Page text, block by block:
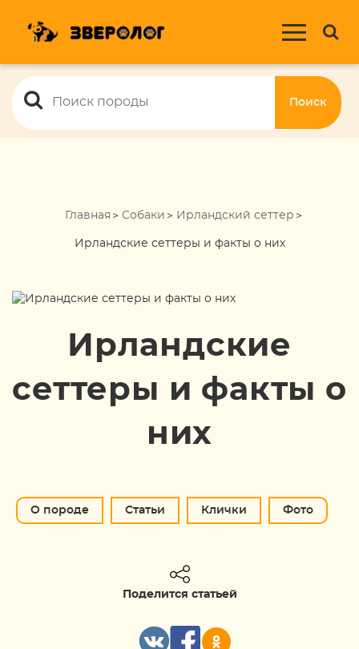
Поиск
Главная Собаки Ирландский сеттер
Ирландские сеттеры и факты о них
Ирландские
сеттеры и факты о
них
О породе Статьи Клички Фото
Поделится статьей